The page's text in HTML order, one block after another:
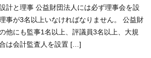
計と理事 公益財団法人には必ず理事会を設
事が3名以上いなければなりません。 公益財
他にも監事1名以上、評議員3名以上、大規
は会計監査人を設置 […]